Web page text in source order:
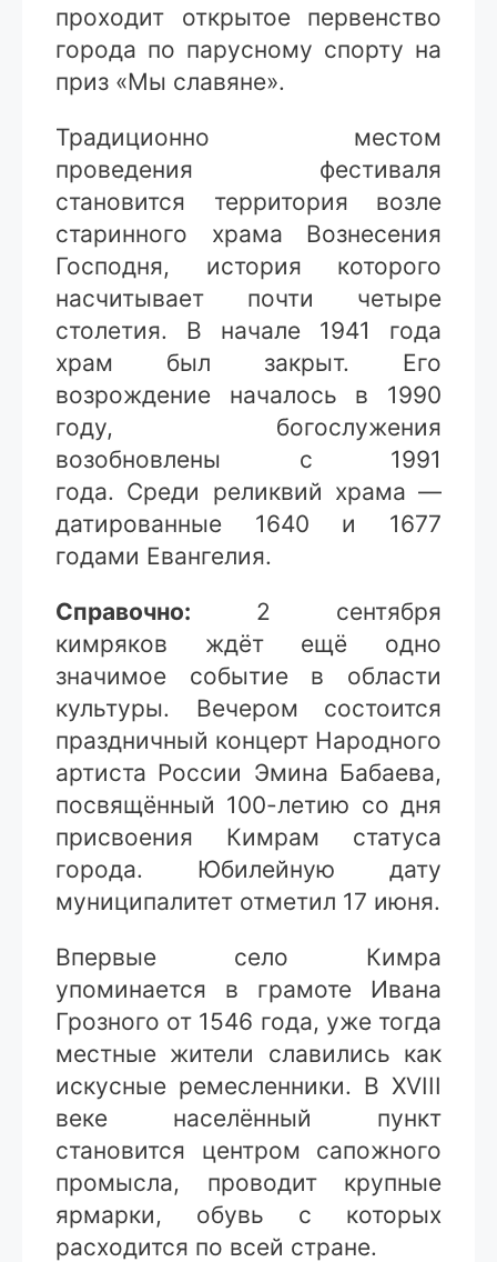
проходит открытое первенство
города по парусному спорту на
приз «Мы славяне».
Традиционно местом
проведения фестиваля
становится территория возле
старинного храма Вознесения
Господня, история которого
насчитывает почти четыре
столетия. В начале 1941 года
храм был закрыт. Его
возрождение началось в 1990
году, богослужения
возобновлены с 1991
года. Среди реликвий храма —
датированные 1640 и 1677
годами Евангелия.
Справочно: 2 сентября
кимряков ждёт ещё одно
значимое событие в области
культуры. Вечером состоится
праздничный концерт Народного
артиста России Эмина Бабаева,
посвящённый 100-летию со дня
присвоения Кимрам статуса
города. Юбилейную дату
муниципалитет отметил 17 июня.
Впервые село Кимра
упоминается в грамоте Ивана
Грозного от 1546 года, уже тогда
местные жители славились как
искусные ремесленники. В XVIII
веке населённый пункт
становится центром сапожного
промысла, проводит крупные
ярмарки, обувь с которых
расходится по всей стране.